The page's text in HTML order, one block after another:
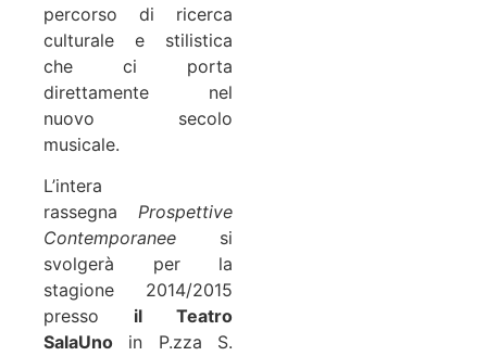
percorso di ricerca
culturale e stilistica
che ci porta
direttamente nel
nuovo secolo
musicale.
L’intera
rassegna Prospettive
Contemporanee si
svolgerà per la
stagione 2014/2015
presso il Teatro
SalaUno in P.zza S.